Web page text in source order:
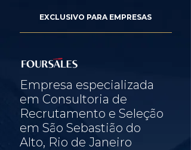
EXCLUSIVO PARA EMPRESAS
Empresa especializada
em Consultoria de
Recrutamento e Seleção
em São Sebastião do
Alto, Rio de Janeiro